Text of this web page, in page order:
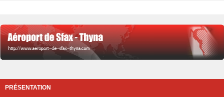
PRÉSENTATION